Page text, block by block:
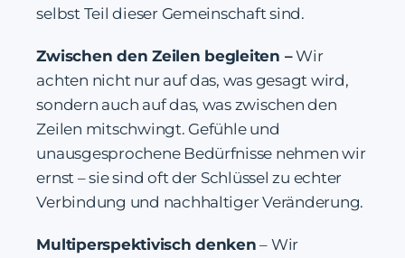
selbst Teil dieser Gemeinschaft sind.
Zwischen den Zeilen begleiten –Wir
achten nicht nur auf das, was gesagt wird,
sondern auch auf das, was zwischen den
Zeilen mitschwingt. Gefühle und
unausgesprochene Bedürfnisse nehmen wir
ernst – sie sind oft der Schlüssel zu echter
Verbindung und nachhaltiger Veränderung.
Multiperspektivisch denken– Wir